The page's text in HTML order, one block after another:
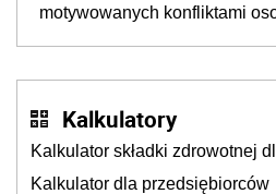
motywowanych konfliktami
Kalkulatory
Kalkulator składki zdrowotnej
Kalkulator dla przedsiębiorców